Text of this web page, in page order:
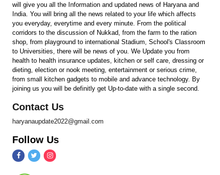
will give you all the Information and updated news of Haryana and
India. You will bring all the news related to your life which affects
you everyday, everytime and every minute. From the political
corridors to the discussion of Nukkad, from the farm to the ration
shop, from playground to international Stadium, School's Classroom
to Universities, there will be news of you. We Update you from
health to health insurance updates, kitchen or self care, dressing or
dieting, election or nook meeting, entertainment or serious crime,
from small kitchen gadgets to mobile and advance technology. By
joining us you will be definitly get Up-to-date with a single second.
Contact Us
haryanaupdate2022@gmail.com
Follow Us